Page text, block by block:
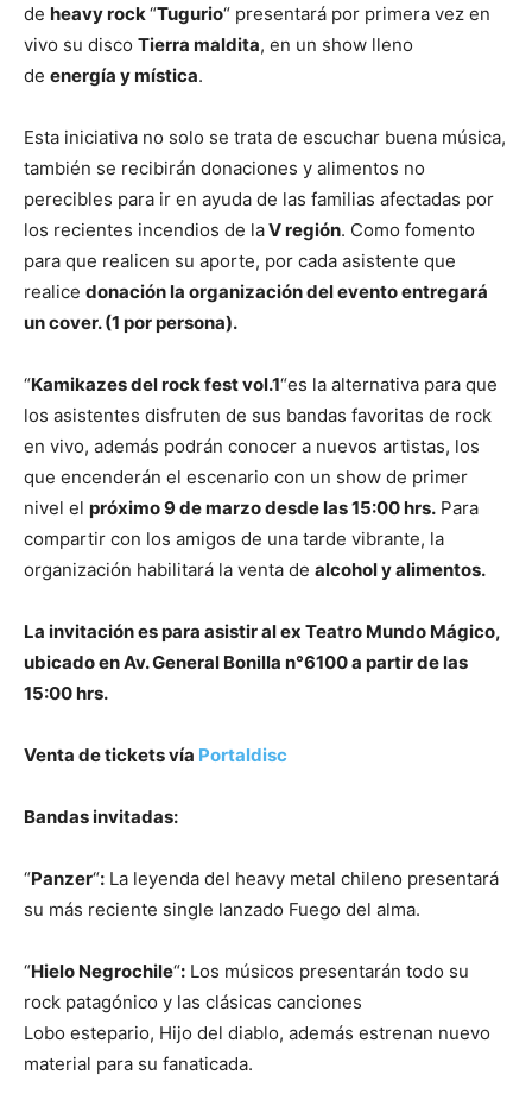
de heavy rock “Tugurio“ presentará por primera vez en
vivo su disco Tierra maldita, en un show lleno
de energía y mística.
Esta iniciativa no solo se trata de escuchar buena música,
también se recibirán donaciones y alimentos no
perecibles para ir en ayuda de las familias afectadas por
los recientes incendios de laV región. Como fomento
para que realicen su aporte, por cada asistente que
realice donación la organización del evento entregará
un cover. (1 por persona).
“Kamikazes del rock fest vol.1“es la alternativa para que
los asistentes disfruten de sus bandas favoritas de rock
en vivo, además podrán conocer a nuevos artistas, los
que encenderán el escenario con un show de primer
nivel el próximo 9 de marzo desde las 15:00 hrs. Para
compartir con los amigos de una tarde vibrante, la
organización habilitará la venta de alcohol y alimentos.
La invitación es para asistir al ex Teatro Mundo Mágico,
ubicado en Av. General Bonilla n°6100 a partir de las
15:00 hrs.
Venta de tickets vía Portaldisc
Bandas invitadas:
“Panzer“: La leyenda del heavy metal chileno presentará
su más reciente single lanzado Fuego del alma.
“Hielo Negrochile“: Los músicos presentarán todo su
rock patagónico y las clásicas canciones
Lobo estepario, Hijo del diablo, además estrenan nuevo
material para su fanaticada.